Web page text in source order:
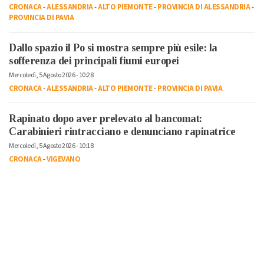
CRONACA-ALESSANDRIA-ALTO PIEMONTE-PROVINCIA DI ALESSANDRIA-
PROVINCIA DI PAVIA
Dallo spazio il Po si mostra sempre più esile: la
sofferenza dei principali fiumi europei
Mercoledì, 5 Agosto 2026 - 10:28
CRONACA-ALESSANDRIA-ALTO PIEMONTE-PROVINCIA DI PAVIA
Rapinato dopo aver prelevato al bancomat:
Carabinieri rintracciano e denunciano rapinatrice
Mercoledì, 5 Agosto 2026 - 10:18
CRONACA-VIGEVANO